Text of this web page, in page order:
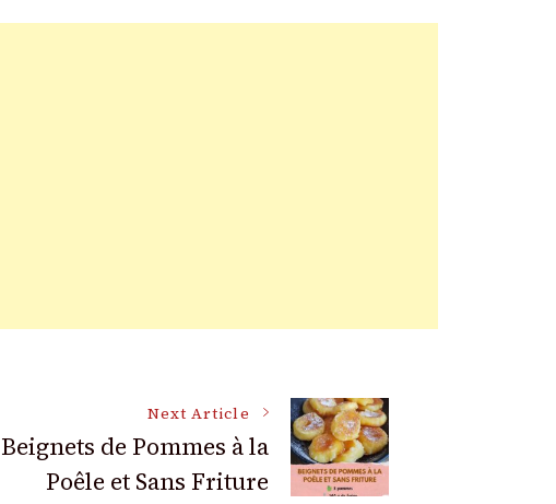
Next Article
Beignets de Pommes à la
Poêle et Sans Friture